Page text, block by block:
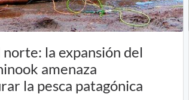
norte: la expansión del
amenaza
la pesca patagónica